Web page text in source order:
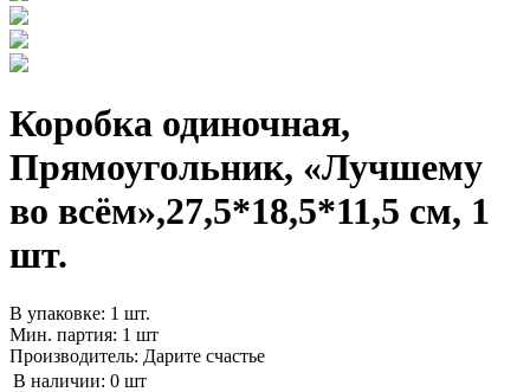
Коробка одиночная,
Прямоугольник, «Лучшему
во всём»,27,5*18,5*11,5 см, 1
шт.
В упаковке: 1 шт.
Мин. партия: 1 шт
Производитель: Дарите счастье
В наличии: 0 шт